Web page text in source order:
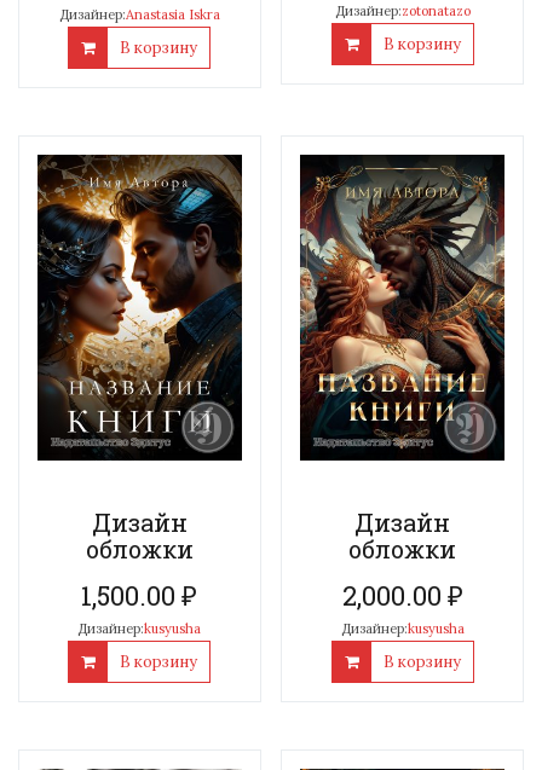
Дизайнер:Anastasia Iskra
В корзину
Дизайнер:zotonatazo
В корзину
Дизайн
обложки
1,500.00₽
Дизайнер:kusyusha
В корзину
Дизайн
обложки
2,000.00 ₽
Дизайнер:kusyusha
В корзину